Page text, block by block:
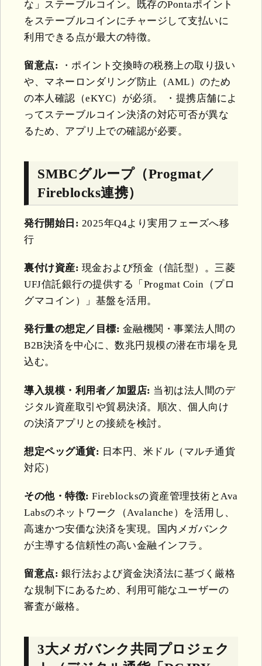
な」ステーブルコイン。既存のPontaポイント
をステーブルコインにチャージして支払いに
利用できる点が最大の特徴。
留意点: ・ポイント交換時の税務上の取り扱い
や、マネーロンダリング防止（AML）のため
の本人確認（eKYC）が必須。 ・提携店舗によ
ってステーブルコイン決済の対応可否が異な
るため、アプリ上での確認が必要。
SMBCグループ（Progmat／
Fireblocks連携）
発行開始日: 2025年Q4より実用フェーズへ移
行
裏付け資産: 現金および預金（信託型）。三菱
UFJ信託銀行の提供する「Progmat Coin（プロ
グマコイン）」基盤を活用。
発行量の想定／目標: 金融機関・事業法人間の
B2B決済を中心に、数兆円規模の潜在市場を見
込む。
導入規模・利用者／加盟店: 当初は法人間のデ
ジタル資産取引や貿易決済。順次、個人向け
の決済アプリとの接続を検討。
想定ペッグ通貨: 日本円、米ドル（マルチ通貨
対応）
その他・特徴: Fireblocksの資産管理技術とAva
Labsのネットワーク（Avalanche）を活用し、
高速かつ安価な決済を実現。国内メガバンク
が主導する信頼性の高い金融インフラ。
留意点: 銀行法および資金決済法に基づく厳格
な規制下にあるため、利用可能なユーザーの
審査が厳格。
3大メガバンク共同プロジェク